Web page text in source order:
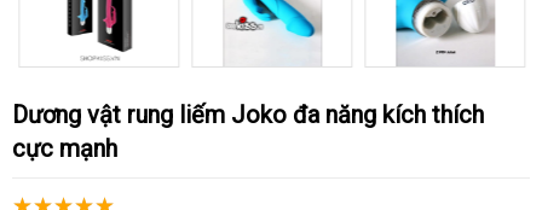
Dương vật rung liếm Joko đa năng kích thích
cực mạnh